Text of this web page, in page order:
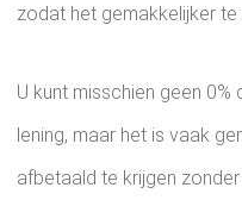
zodat het gemakkelijker te
U kunt misschien geen
lening, maar het is vaak
afbetaald te krijgen